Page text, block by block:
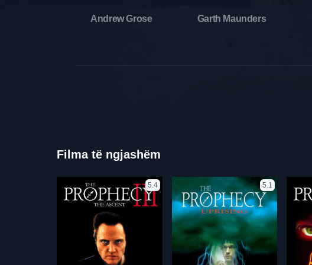
Andrew Grose Garth Maunders
Filma të ngjashëm
5.4 5.1